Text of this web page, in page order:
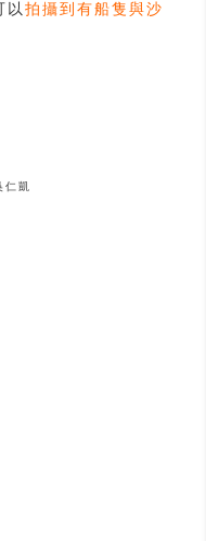
以 拍攝到有船隻與沙
凱